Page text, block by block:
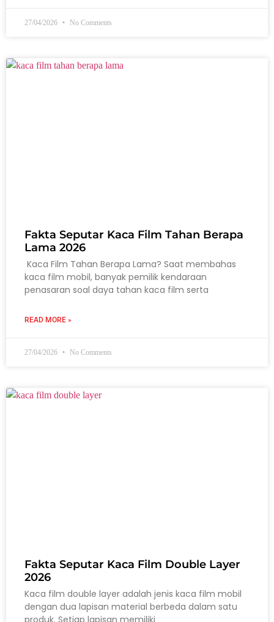
27/04/2026 No Comments
Fakta Seputar Kaca Film Tahan Berapa
Lama 2026
Kaca Film Tahan Berapa Lama? Saat membahas
kaca film mobil, banyak pemilik kendaraan
penasaran soal daya tahan kaca film serta
READ MORE »
27/04/2026 No Comments
Fakta Seputar Kaca Film Double Layer
2026
Kaca film double layer adalah jenis kaca film mobil
dengan dua lapisan material berbeda dalam satu
produk. Setiap lapisan memiliki